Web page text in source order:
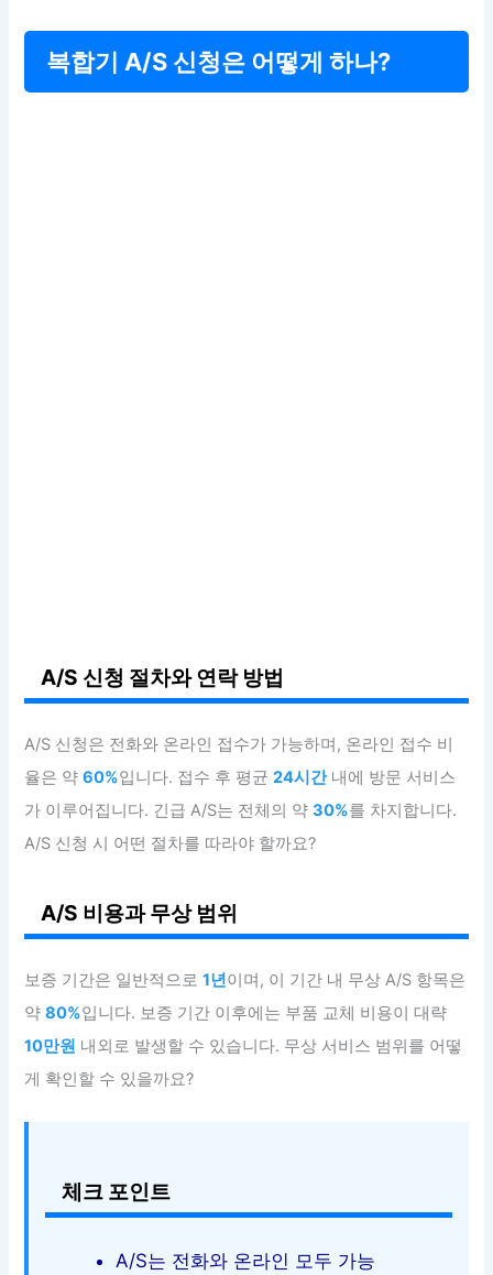
복합기 A/S 신청은 어떻게 하나?
A/S 신청 절차와 연락 방법
A/S 신청은 전화와 온라인 접수가 가능하며, 온라인 접수 비
율은 약60%입니다. 접수 후 평균24시간내에 방문 서비스
가 이루어집니다. 긴급 A/S는 전체의 약30%를 차지합니다.
A/S 신청 시 어떤 절차를 따라야 할까요?
A/S 비용과 무상 범위
보증 기간은 일반적으로1년이며, 이 기간 내 무상 A/S 항목은
약80%입니다. 보증 기간 이후에는 부품 교체 비용이 대략
10만원 내외로 발생할 수 있습니다. 무상 서비스 범위를 어떻
게 확인할 수 있을까요?
체크 포인트
A/S는 전화와 온라인 모두 가능